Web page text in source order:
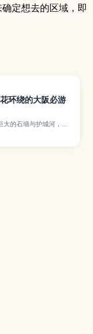
定想去的区域，即
环绕的大阪必游
的石墙与护城河，以
公园而闻名，是造访
点。本文介绍天守阁展